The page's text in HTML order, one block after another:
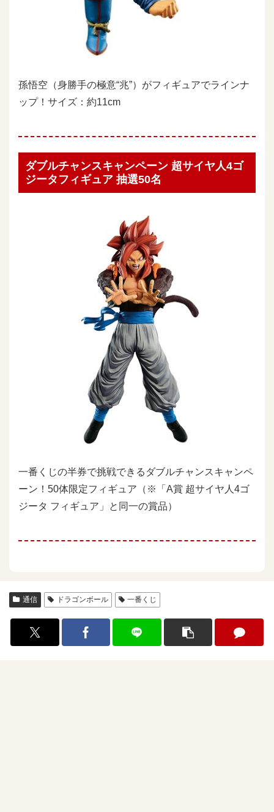
孫悟空（身勝手の極意“兆”）がフィギュアでラインナ
ップ！サイズ：約11cm
ダブルチャンスキャンペーン 超サイヤ人4ゴ
ジータフィギュア 抽選50名
一番くじの半券で挑戦できるダブルチャンスキャンペ
ーン！50体限定フィギュア（※「A賞 超サイヤ人4ゴ
ジータ フィギュア」と同一の賞品）
通信 ドラゴンボール 一番くじ